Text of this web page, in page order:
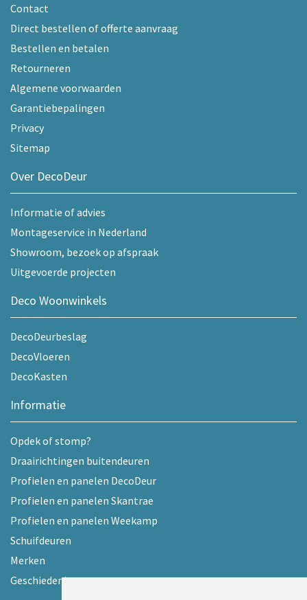
Contact
Direct bestellen of offerte aanvraag
Bestellen en betalen
Retourneren
Algemene voorwaarden
Garantiebepalingen
Privacy
Sitemap
Over DecoDeur
Informatie of advies
Montageservice in Nederland
Showroom, bezoek op afspraak
Uitgevoerde projecten
Deco Woonwinkels
DecoDeurbeslag
DecoVloeren
DecoKasten
Informatie
Opdek of stomp?
Draairichtingen buitendeuren
Profielen en panelen DecoDeur
Profielen en panelen Skantrae
Profielen en panelen Weekamp
Schuifdeuren
Merken
Geschiedenis